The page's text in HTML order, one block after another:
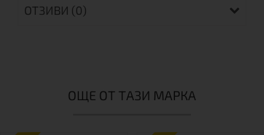
ОТЗИВИ (0)
ОЩЕ ОТ ТАЗИ МАРКА